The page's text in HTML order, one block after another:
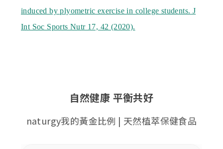
induced by plyometric exercise in college students. J
Int Soc Sports Nutr 17, 42 (2020).
自然健康 平衡共好
naturgy我的黃金比例 | 天然植萃保健食品